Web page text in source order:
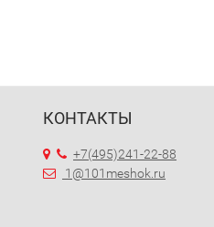
КОНТАКТЫ
+7(495)241-22-88
1@101meshok.ru